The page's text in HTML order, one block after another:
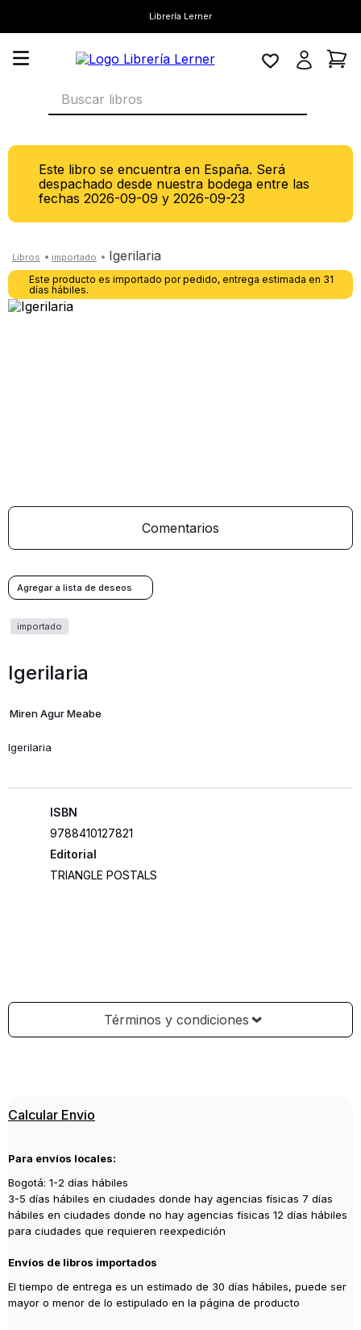
Librería Lerner
Buscar libros
Este libro se encuentra en España. Será
despachado desde nuestra bodega entre las
fechas2026-09-09 y2026-09-23
igerilaria
Este producto es importado por pedido, entrega estimada en 31
días hábiles.
Comentarios
Igerilaria
Miren Agur Meabe
Igerilaria
ISBN
9788410127821
Editorial
TRIANGLE POSTALS
Términos y condiciones
Calcular Envio
Para envíos locales:
Bogotá: 1-2 días hábiles
3-5 días hábiles en ciudades donde hay agencias físicas 7 días
hábiles en ciudades donde no hay agencias físicas 12 días hábiles
para ciudades que requieren reexpedición
Envíos de libros importados
El tiempo de entrega es un estimado de 30 días hábiles, puede ser
mayor o menor de lo estipulado en la página de producto